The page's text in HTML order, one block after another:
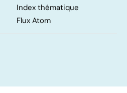
Index thématique
Flux Atom